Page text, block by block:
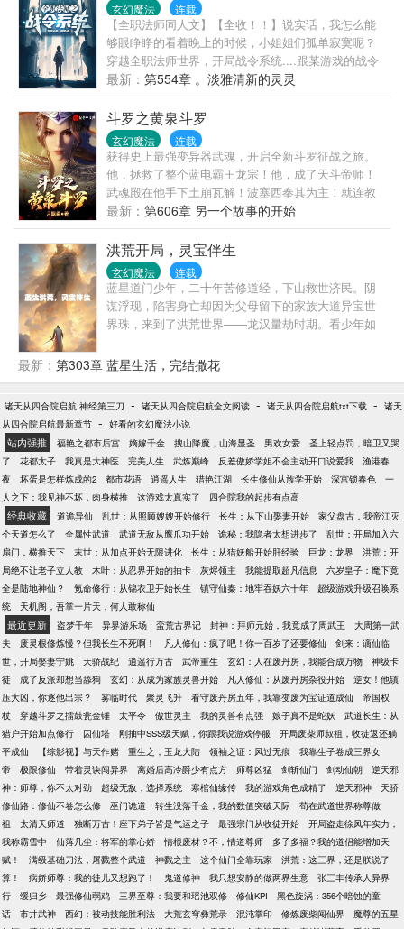
玄幻魔法 连载
【全职法师同人文】【全收！！】说实话，我怎么能
够眼睁睁的看着晚上的时候，小姐姐们孤单寂寞呢？
穿越全职法师世界，开局战令系统....跟某游戏的战令
类似。完成任务获得经验，经验能够提升战令等级。
【叮！是否确定购买典藏战令卡】“确定！”【叮！恭喜
宿主连升30级】【叮！您的战令等级提升至75级】
【叮！恭喜宿主获得朱雀玉佩、星尘魔器、把控魔
器、战令币*965、蜂蜜*167、灰蒜*70、....】
【叮！....】手握无敌系统，看肖峰如何携手红颜，踏
上世界之巅。
最新： 第554章 。淡雅清新的灵灵
斗罗之黄泉斗罗
玄幻魔法 连载
获得史上最强变异器武魂，开启全新斗罗征战之旅。
他，拯救了整个蓝电霸王龙宗！他，成了天斗帝师！
武魂殿在他手下土崩瓦解！波塞西奉其为主！就连教
皇比比东与圣女千仞雪为之倾倒……
最新： 第606章 另一个故事的开始
洪荒开局，灵宝伴生
玄幻魔法 连载
蓝星道门少年，二十年苦修道经，下山救世济民。阴
谋浮现，陷害身亡却因为父母留下的家族大道异宝世
界珠，来到了洪荒世界——龙汉量劫时期。看少年如
——于世长存，于世不朽。
最新： 第303章 蓝星生活，完结撒花
诸天从四合院启航 神经第三刀 - 诸天从四合院启航全文阅读 - 诸天从四合院启航txt下载 - 诸天
从四合院启航最新章节 - 好看的玄幻魔法小说
站内强推 福艳之都市后宫 嫡嫁千金 搜山降魔，山海显圣 男欢女爱
圣上轻点罚，暗卫又哭
了
花都太子 我真是大神医 完美人生 武炼巅峰 反差傲娇学姐不会主动开口说爱我
渔港春
夜
坏蛋是怎样炼成的2 都市花语 逍遥人生 猎艳江湖 长生修仙从族学开始 深宫锁春色
一
人之下：我见神不坏，肉身横推
这游戏太真实了 四合院我的起步有点高
经典收藏 道诡异仙 乱世：从照顾嫂嫂开始修行 长生：从下山娶妻开始
家父盘古，我帝江灭
个天道怎么了
全属性武道 武道无敌从鹰爪功开始 诡秘：我隐者太想进步了
乱世：开局加入六
扇门，横推天下
末世：从加点开始无限进化 长生：从猎妖船开始肝经验 巨龙：龙界
洪荒：开
局绝不让老子立人教
木叶：从忍界开始的抽卡 灰烬领主 我能提取超凡信息
六岁皇子：麾下竟
全是陆地神仙？
氪命修行：从锦衣卫开始长生 镇守仙秦：地牢吞妖六十年
超级游戏升级召唤系
统
天机阁，吾掌一片天，何人敢称仙
最近更新 盗梦千年 异界游乐场 蛮荒古界记 封神：拜师元始，我竟成了周武王
大周第一武
夫
废灵根修炼慢？但我长生不死啊！ 凡人修仙：疯了吧！你一百岁了还要修仙
剑来：谪仙临
世，开局娶妻宁姚
天骄战纪 逍遥行万古 武帝重生 玄幻：人在废丹房，我能合成万物
神级卡
徒
成了反派却想当舔狗 玄幻：从成为家族灵兽开始 凡人修仙：从废丹房杂役开始
逆女！他镇
压大凶，你逐他出宗？
雾临时代 聚灵飞升 看守废丹房五年，我靠变废为宝证道成仙
帝国权
杖
穿越斗罗之擂鼓瓮金锤 太平令 傲世灵主 我的灵兽有点强 娘子真不是蛇妖
武道长生：从
猎户开始加点修行
囚仙塔 刚抽中SSS级天赋，你跟我说游戏停服
开局废柴师叔祖，收徒返还躺
平成仙
【综影视】与天作赌 重生之，玉龙大陆 领袖之证：风过无痕
我靠生子卷成三界女
帝
极限修仙 带着灵诀闯异界 离婚后高冷爵少有点方 师尊凶猛 剑斩仙门 剑动仙朝
逆天邪
神：师尊，你不太对劲
超级无敌，选择系统 寒棺仙缘传 我的游戏角色成精了 逆天邪神
天骄
修仙路：修仙不卷怎么修
巫门诡道 转生没落千金，我的数值突破天际
苟在武道世界称尊做
祖
太清天师道 独断万古！座下弟子皆是气运之子 最强宗门从收徒开始
开局盗走徐凤年实力，
我称霸雪中
仙落凡尘：将军的掌心娇 情根废材？不，情道尊师
多子多福？我的道侣能增加天
赋！
满级基础刀法，屠戮整个武道 神戮之主 这个仙门全靠玩家
洪荒：这三界，还是朕说了
算！
病娇师尊：我的徒儿又想跑了！ 鬼道修神 我只想安静的做两界生意
张三丰传承人异界
行
缓归乡 最强修仙弱鸡 三界至尊：我要和瑶池双修 修仙KPI
黑色旋涡：356个暗蚀的童
话
市井武神 西幻：被动技能胜利法 大荒玄穹彝荒录 混沌掌印 修炼废柴闯仙界
魔尊的五星